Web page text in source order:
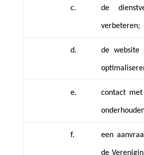
c. de
verbeteren;
d. de website
e. contact
f. een
de